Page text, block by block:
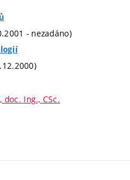
- nezadáno)
doc. Ing., CSc.